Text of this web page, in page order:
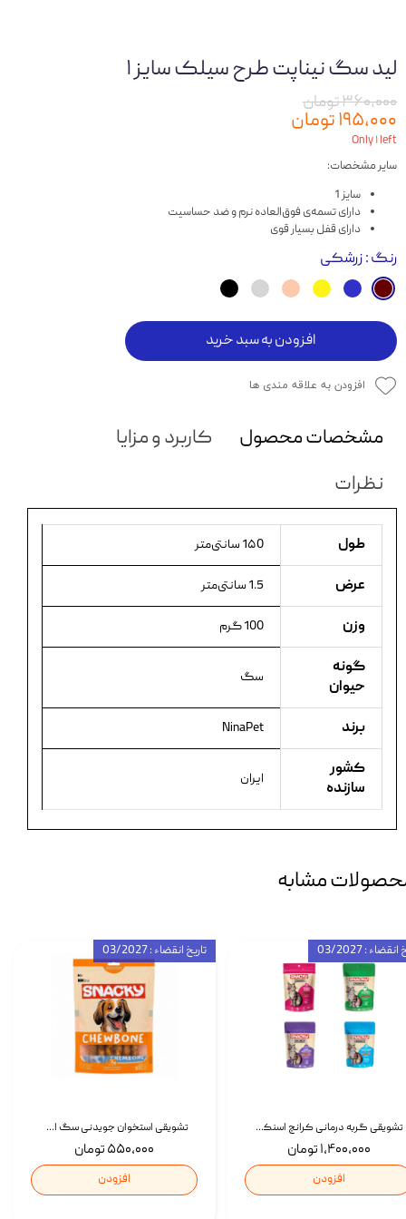
لید سگ نیناپت طرح سیلک سایز ۱
۳۶۰,۰۰۰ تومان
۱۹۵,۰۰۰ تومان
Only ۱ left
سایر مشخصات:
سایز 1
دارای تسمه‌ی فوق‌العاده نرم و ضد حساسیت
دارای قفل بسیار قوی
رنگ: زرشکی
افزودن به سبد خرید
افزودن به علاقه مندی ها
مشخصات محصول
کاربرد و مزایا
نظرات
طول 1۵0 سانتی‌متر
عرض 1.5 سانتی‌متر
وزن 100 گرم
گونه
حیوان
سگ
برند NinaPet
کشور
سازنده
ایران
مشابه
تشویقی استخوان جویدنی سگ اسنکی کرانچی با طعم مرغ Snacky Crunchy Munchy وزن 100 گرم
۵۵۰,۰۰۰ تومان
افزودن
تاریخ انقضاء : 03/2027
تشویقی گربه درمانی کرانچ اسنکی با طعم میکس Snacky Crunch Cat Treats وزن 60 گرم بسته 4 عددی
۱,۴۰۰,۰۰۰ تومان
افزودن
: 03/2027